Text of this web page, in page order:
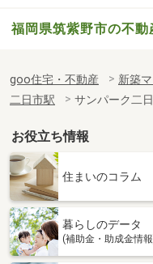
福岡県筑紫野市の不動
goo住宅・不動産 新築
二日市駅
サンパーク二
お役立ち情報
住まいのコラム
暮らしのデータ
(補助金・助成金情